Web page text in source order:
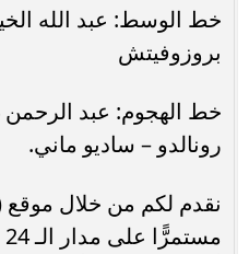
خط الوسط: عبد الله
بروزوفيتش
خط الهجوم: عبد الرحمن
رونالدو – ساديو ماني.
نقدم لكم من خلال موقع